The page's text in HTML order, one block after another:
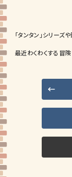
「タンタン」シリーズ
最近わくわくする冒